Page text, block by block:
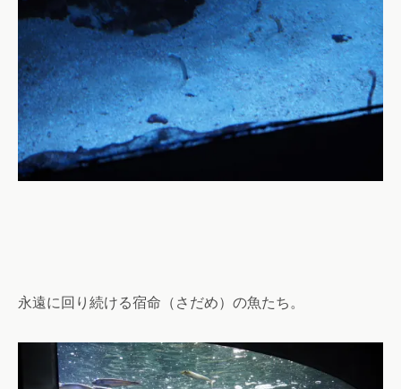
永遠に回り続ける宿命（さだめ）の魚たち。